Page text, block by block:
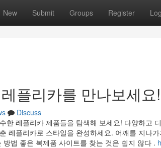
New Submit Groups Register
플리카를 만나보세요!
Discuss
한 레플리카 제품들을 탐색해 보세요! 다양하고
레플리카로 스타일을 완성하세요. 어깨를 지나
법 좋은 복제품 사이트를 찾는 것은 쉽지 않다 .